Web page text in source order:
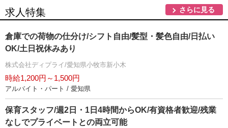
求人特集 さらに見る
倉庫での荷物の仕分け/シフト自由/髪型・髪色自由/日払い
OK/土日祝休みあり
株式会社ディプライ/愛知県小牧市新小木
時給1,200円～1,500円
アルバイト・パート / 愛知県
保育スタッフ/週2日・1日4時間からOK/有資格者歓迎/残業
なしでプライベートとの両立可能